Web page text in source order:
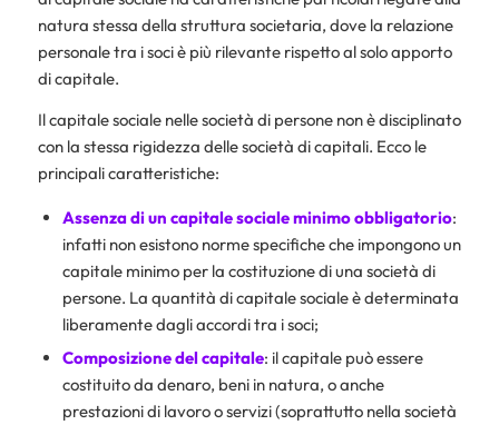
natura stessa della struttura societaria, dove la relazione
personale tra i soci è più rilevante rispetto al solo apporto
di capitale.
Il capitale sociale nelle società di persone non è disciplinato
con la stessa rigidezza delle società di capitali. Ecco le
principali caratteristiche:
Assenza di un capitale sociale minimo obbligatorio:
infatti non esistono norme specifiche che impongono un
capitale minimo per la costituzione di una società di
persone. La quantità di capitale sociale è determinata
liberamente dagli accordi tra i soci;
Composizione del capitale: il capitale può essere
costituito da denaro, beni in natura, o anche
prestazioni di lavoro o servizi (soprattutto nella società